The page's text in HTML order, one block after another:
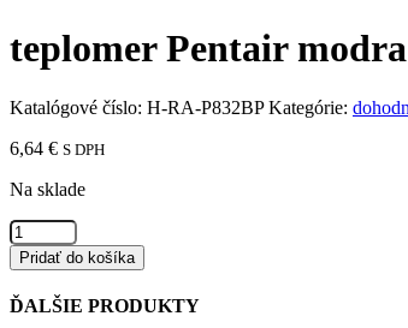
teplomer Pentair
Katalógové číslo: H-RA-P832BPKategórie:
6,64 € S DPH
Na sklade
množstvo
teplomer
Pentair
modra
velryba
Pridať do košíka
ĎALŠIE PRODUKTY